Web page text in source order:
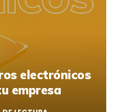
electrónicos
empresa